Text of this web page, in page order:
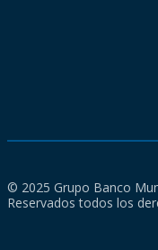
© 2025 Grupo Banco
Reservados todos los